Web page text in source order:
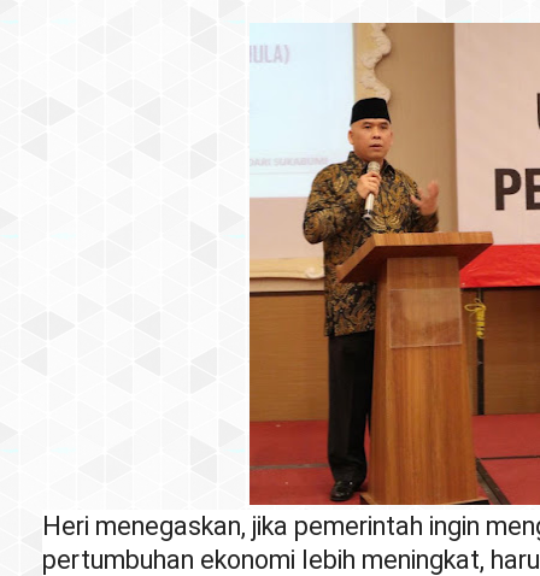
Heri menegaskan, jika pemerintah ingin
pertumbuhan ekonomi lebih meningkat,